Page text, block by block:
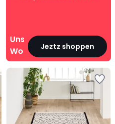
Unsere
Wohn‑DealsJeztz shoppen